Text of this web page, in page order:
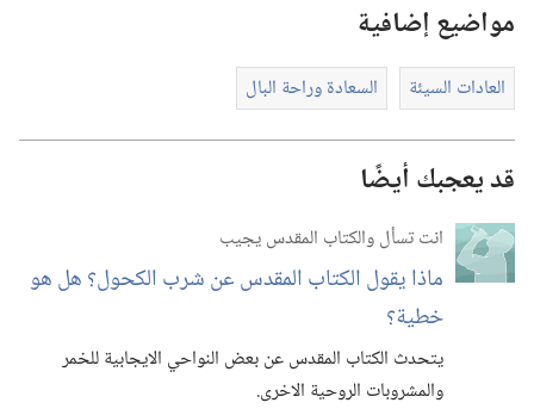
مواضيع إضافية
العادات السيئة السعادة وراحة البال
قد يعجبك أيضًا
انت تسأل والكتاب المقدس يجيب
ماذا يقول الكتاب المقدس عن شرب الكحول؟‏ هل هو
خطية؟‏
يتحدث الكتاب المقدس عن بعض النواحي الايجابية للخمر
والمشروبات الروحية الاخرى.‏